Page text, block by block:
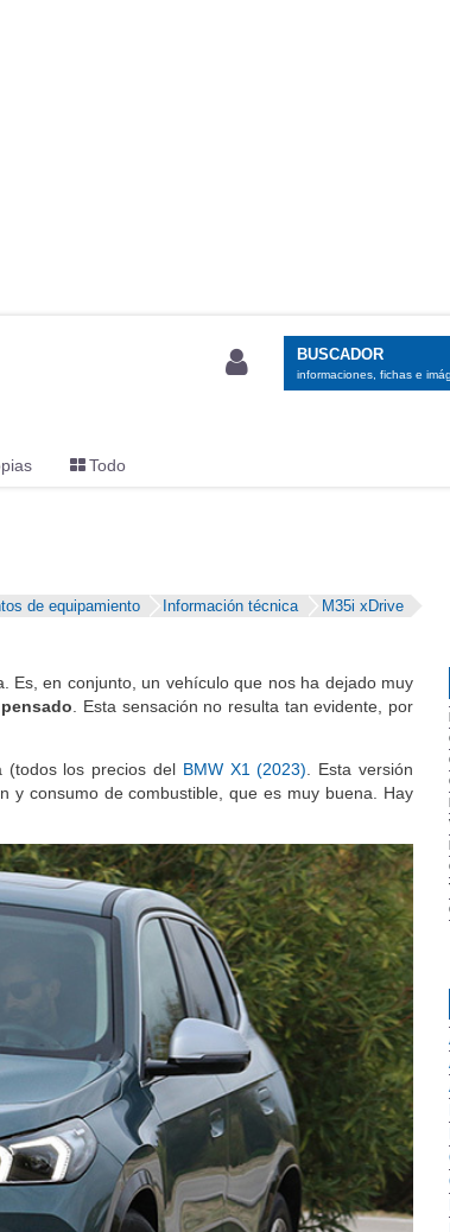
BUSCADOR
informaciones, fichas e
Todo
de equipamiento Información técnica
M35i xDrive
Es, en conjunto, un vehículo que nos ha dejado muy
. Esta sensación no resulta tan evidente, por
(todos los precios del BMW X1 (2023) . Esta versión
y consumo de combustible, que es muy buena. Hay